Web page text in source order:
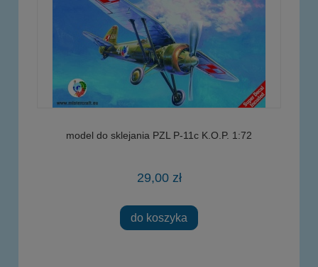
model do sklejania PZL P-11c K.O.P. 1:72
29,00 zł
do koszyka